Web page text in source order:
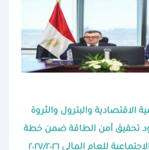
الاقتصادية والبترول والثروة
تحقيق أمن الطاقة ضمن خطة